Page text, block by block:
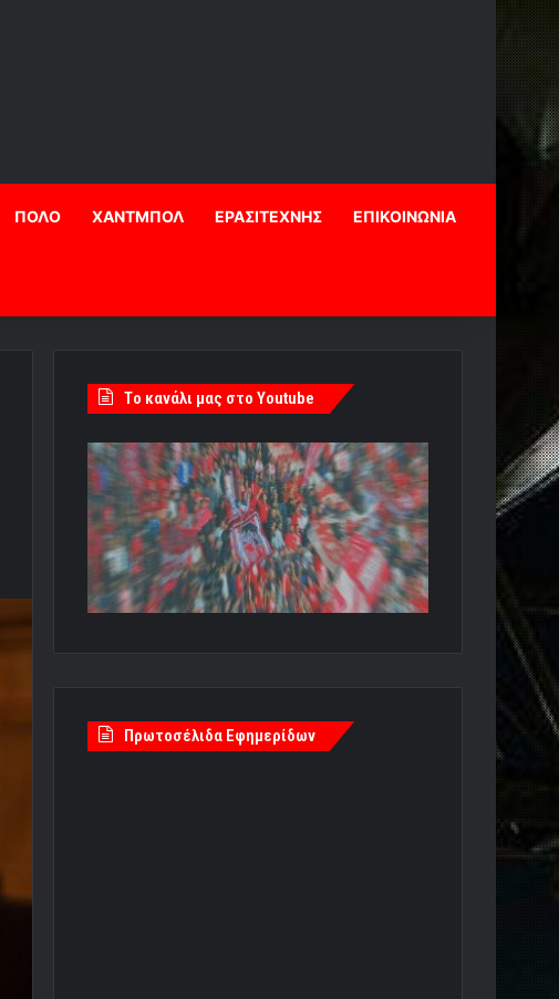
ΠΟΛΟ ΧΑΝΤΜΠΟΛ ΕΡΑΣΙΤΕΧΝΗΣ ΕΠΙΚΟΙΝΩΝΙΑ
Tο κανάλι μας στο Youtube
Πρωτοσέλιδα Εφημερίδων